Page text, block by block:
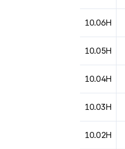
10.06H
10.05H
10.04H
10.03H
10.02H